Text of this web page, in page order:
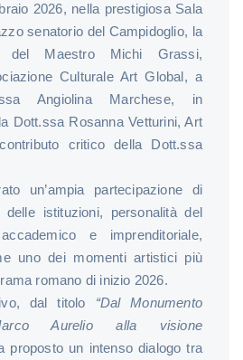
2026, nella prestigiosa Sala
senatorio del Campidoglio, la
del Maestro Michi Grassi,
Culturale Art Global, a
Angiolina Marchese, in
Dott.ssa Rosanna Vetturini, Art
critico della Dott.ssa
un’ampia partecipazione di
delle istituzioni, personalità del
e imprenditoriale,
uno dei momenti artistici più
romano di inizio 2026.
dal titolo “Dal Monumento
Aurelio alla visione
proposto un intenso dialogo tra